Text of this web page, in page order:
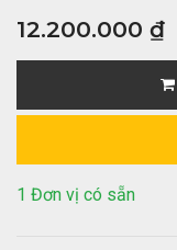
12.200.000 ₫
1 Đơn vị có sẵn